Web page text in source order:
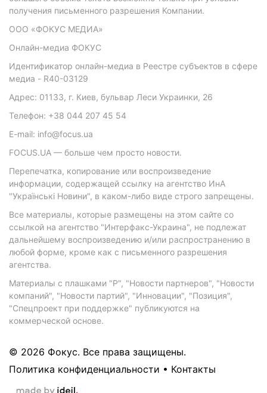
получения письменного разрешения Компании.
ООО «ФОКУС МЕДИА»
Онлайн-медиа ФОКУС
Идентификатор онлайн-медиа в Реестре субъектов в сфере
медиа - R40-03129
Адрес: 01133, г. Киев, бульвар Леси Украинки, 26
Телефон: +38 044 207 45 54
E-mail: info@focus.ua
FOCUS.UA — больше чем просто новости.
Перепечатка, копирование или воспроизведение
информации, содержащей ссылку на агентство ИнА
"Українські Новини", в каком-либо виде строго запрещены.
Все материалы, которые размещены на этом сайте со
ссылкой на агентство "Интерфакс-Украина", не подлежат
дальнейшему воспроизведению и/или распространению в
любой форме, кроме как с письменного разрешения
агентства.
Материалы с плашками "Р", "Новости партнеров", "Новости
компаний", "Новости партий", "Инновации", "Позиция",
"Спецпроект при поддержке" публикуются на
коммерческой основе.
© 2026 Фокус. Все права защищены.
Политика конфиденциальности • Контакты